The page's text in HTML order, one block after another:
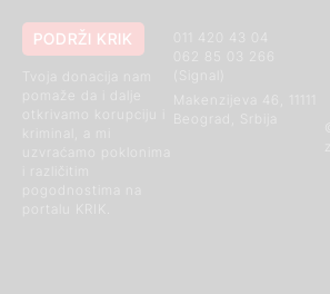
011 420 43 04
Makenzijeva 46, 11111
PODRŽI KRIK
otkrivamo korupciju i
kriminal, a mi
uzvraćamo poklonima
i različitim
pogodnostima na
portalu KRIK.